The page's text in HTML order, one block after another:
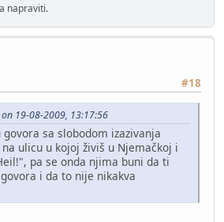
napraviti.
#18
19-08-2009, 13:17:56
sa slobodom izazivanja
ulicu u kojoj živiš u Njemačkoj i
pa se onda njima buni da ti
i da to nije nikakva